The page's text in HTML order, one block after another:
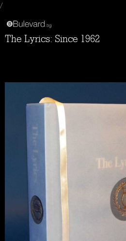
/
The Lyrics: Since 1962